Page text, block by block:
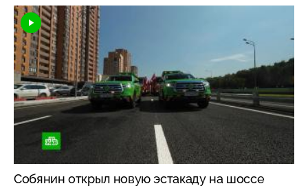
Собянин открыл новую эстакаду на шоссе